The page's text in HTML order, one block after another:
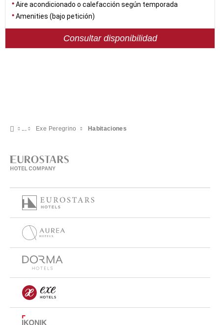
Aire acondicionado o calefacción según temporada
Amenities (bajo petición)
Consultar disponibilidad
Exe Peregrino Habitaciones